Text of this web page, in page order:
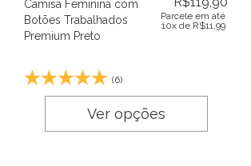
Camisa Feminina com
Botões Trabalhados
Premium Preto
Parcele em até
10x de R$11,99
(6)
Ver opções